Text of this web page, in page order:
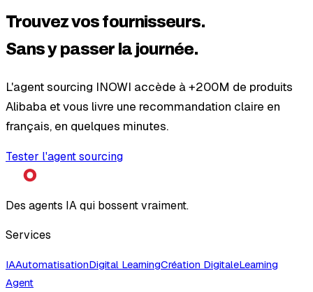
Trouvez vos fournisseurs.
Sans y passer la journée.
L'agent sourcing INOWI accède à +200M de produits
Alibaba et vous livre une recommandation claire en
français, en quelques minutes.
Tester l'agent sourcing
Des agents IA qui bossent vraiment.
Services
IAAutomatisationDigital LearningCréation DigitaleLearning
Agent